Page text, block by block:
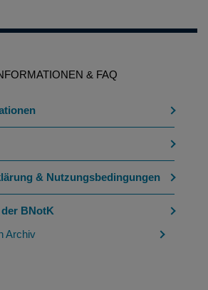
& FAQ
& Nutzungsbedingungen
BNotK
Archiv